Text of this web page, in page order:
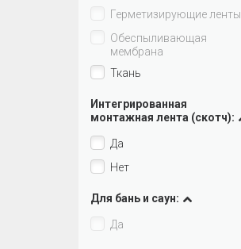
Герметизирующие ленты
Обеспыливающая
мембрана
Ткань
Интегрированная
монтажная лента (скотч):
Да
Нет
Для бань и саун:
Да